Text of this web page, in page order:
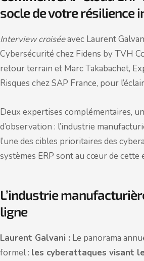
socle de votre résilience
Interview croiséeavec Laurent
Cybersécurité chez Fidens by TVH
retour terrain et Marc Takabachet,
Risques chez SAP France, pour
Deux expertises complémentaires,
d’observation : l’industrie
l’une des cibles prioritaires des
systèmes ERP sont au cœur de cette
L’industrie
ligne
Laurent Galvani : Le panorama
formel : les cyberattaques visant